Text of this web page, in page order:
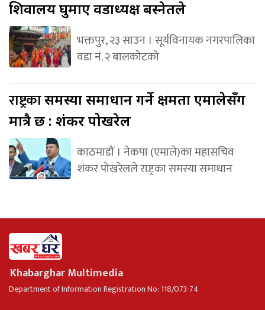
शिवालय घुमाए वडाध्यक्ष बस्नेतले
भक्तपुर, २३ साउन । सूर्यविनायक नगरपालिका
वडा नं. २ बालकोटको
राष्ट्रकासमस्या समाधान गर्ने क्षमता एमालेसँग
मात्रै छ : शंकर पोखरेल
काठमाडौं । नेकपा (एमाले)का महासचिव
शंकर पोखरेलले राष्ट्रका समस्या समाधान
Khabarghar Multimedia
Department of Information Registration No: 118/073-74